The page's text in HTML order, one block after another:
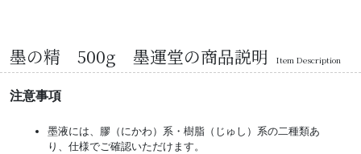
墨の精 500g 墨運堂の商品説明 Item Description
注意事項
墨液には、膠（にかわ）系・樹脂（じゅし）系の二種類あ
り、仕様でご確認いただけます。